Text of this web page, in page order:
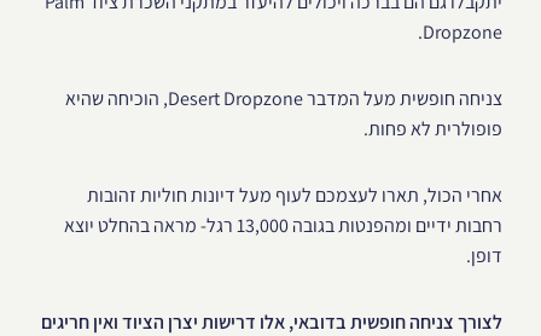
Dropzone.
צניחה חופשית מעל המדבר Desert Dropzone, הוכיחה שהיא
פופולרית לא פחות.
אחרי הכול, תארו לעצמכם לעוף מעל דיונות חוליות זהובות
רחבות ידיים ומהפנטות בגובה 13,000 רגל- מראה בהחלט יוצא
דופן.
לצורך צניחה חופשית בדובאי, אלו דרישות יצרן הציוד ואין חריגים